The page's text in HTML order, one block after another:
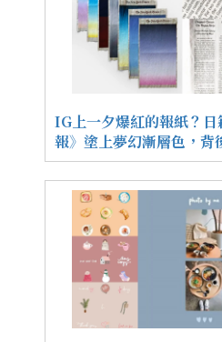
IG上一夕爆紅的報紙？
報》塗上夢幻漸層色，背